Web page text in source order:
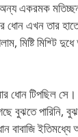
একরমক
ধোন এখন তার
মিষ্টি মিশ্টি
ধোন টিপছিল
বুঝতে পারিনি,
বাবাজি